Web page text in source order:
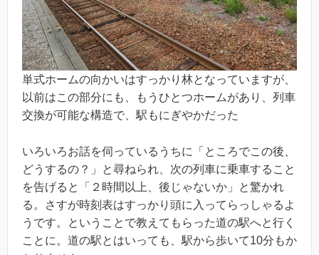
単式ホームの向かいはすっかり林となっていますが、
以前はこの部分にも、もうひとつホームがあり、列車
交換が可能な構造で、駅もにぎやかだった
いろいろお話を伺っているうちに「ところでこの後、
どうするの？」と尋ねられ、次の列車に乗車すること
を告げると「２時間以上、後じゃないか」と驚かれ
る。さすが時刻表はすっかり頭に入ってらっしゃるよ
うです。ということで教えてもらった道の駅へと行く
ことに。道の駅とはいっても、駅から歩いて10分もか